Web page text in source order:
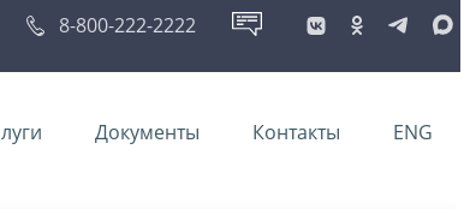
8-800-222-2222
Документы Контакты ENG